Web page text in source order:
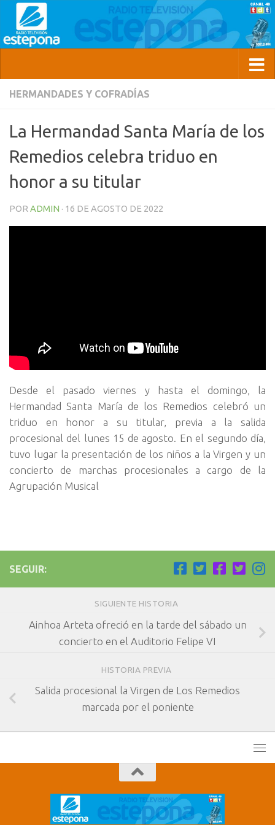
HERMANDADES Y COFRADÍAS
La Hermandad Santa María de los
Remedios celebra triduo en
honor a su titular
POR ADMIN · 16 DE AGOSTO DE 2022
Desde el pasado viernes y hasta el domingo, la
Hermandad Santa María de los Remedios celebró un
triduo en honor a su titular, previa a la salida
procesional del lunes 15 de agosto. En el segundo día,
tuvo lugar la presentación de los niños a la Virgen y un
concierto de marchas procesionales a cargo de la
Agrupación Musical
SEGUIR:
SIGUIENTE HISTORIA
Ainhoa Arteta ofreció en la tarde del sábado un
concierto en el Auditorio Felipe VI
HISTORIA PREVIA
Salida procesional la Virgen de Los Remedios
marcada por el poniente